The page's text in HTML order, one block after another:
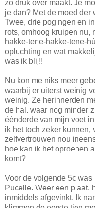
zo druk over maakt. Je
je dan? Met de moed der
Twee, drie pogingen en
rots, omhoog kruipen nu,
hakke-tene-hakke-tene-
opluchting en wat
was ik blij!!
Nu kon me niks meer
waarbij er uiterst weinig
weinig. Ze herinnerden
de hal, waar nog minder
éénderde van mijn voet
ik het toch zeker kunnen,
zelfvertrouwen nou
hoe kan ik het oproepen
komt?
Voor de volgende 5c was
Pucelle. Weer een plaat,
inmiddels afgevinkt. Ik